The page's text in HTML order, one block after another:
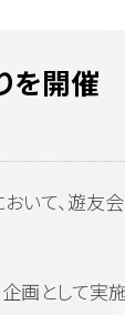
を開催
いて、遊友
画として実施